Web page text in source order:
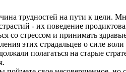
трудностей на пути к цели.
- их поведение
со стрессом и принимать
этих страдальцев о силе
полагаться на старые